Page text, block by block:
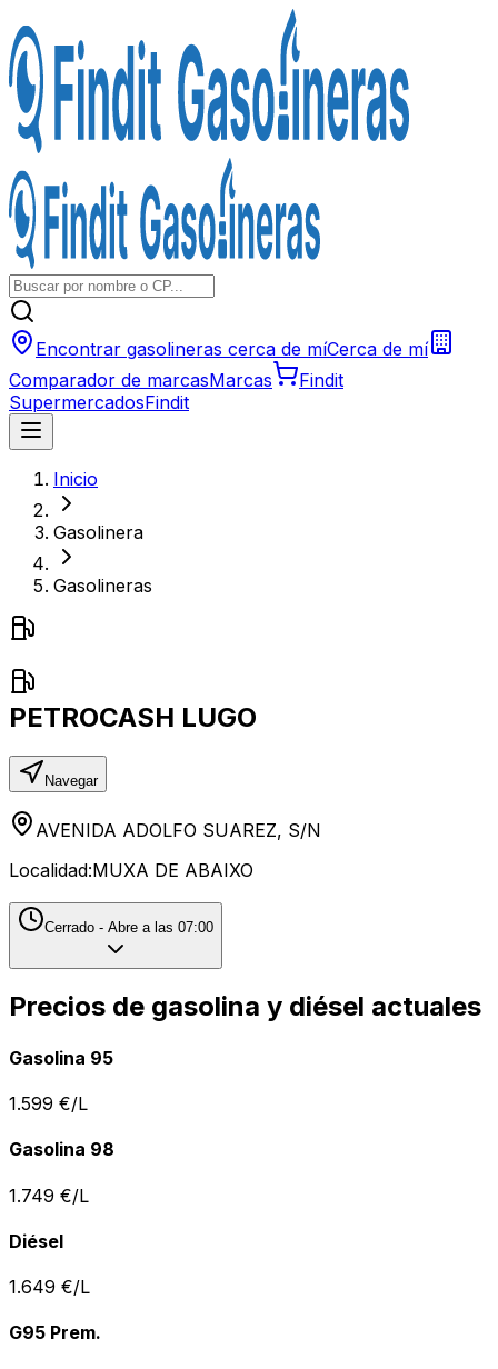
Encontrar gasolineras cerca de míCerca de mí
Comparador de marcasMarcas
Findit
SupermercadosFindit
Inicio
Gasolinera
Gasolineras
PETROCASH LUGO
Navegar
AVENIDA ADOLFO SUAREZ, S/N
Localidad:MUXA DE ABAIXO
Cerrado - Abre a las 07:00
Precios de gasolina y diésel actuales
Gasolina 95
1.599 €/L
Gasolina 98
1.749 €/L
Diésel
1.649 €/L
G95 Prem.